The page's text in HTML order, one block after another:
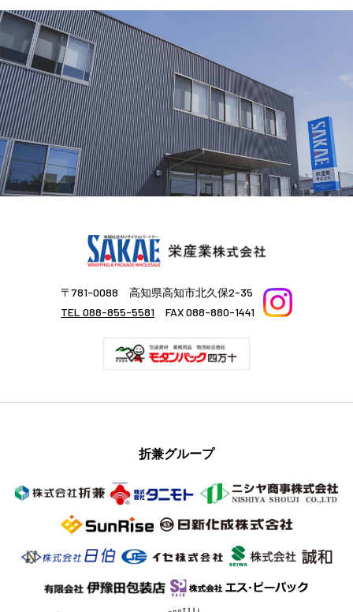
〒781-0088 高知県高知市北久保2-35
TEL 088-855-5581 FAX 088-880-1441
折兼グループ